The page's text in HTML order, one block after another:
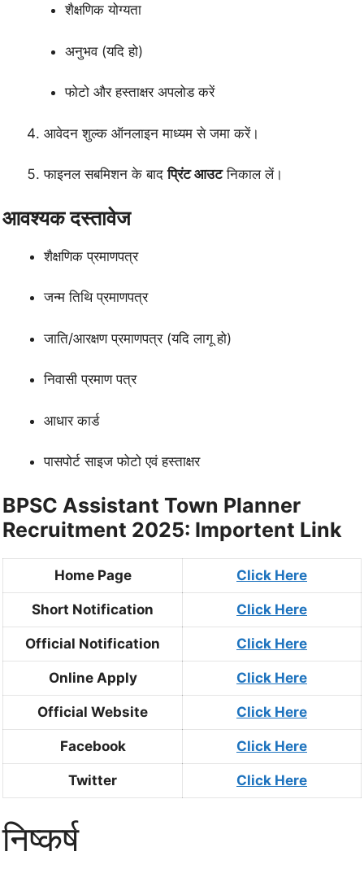
शैक्षणिक योग्यता
अनुभव (यदि हो)
फोटो और हस्ताक्षर अपलोड करें
आवेदन शुल्क ऑनलाइन माध्यम से जमा करें।
फाइनल सबमिशन के बादप्रिंट आउटनिकाल लें।
आवश्यक दस्तावेज
शैक्षणिक प्रमाणपत्र
जन्म तिथि प्रमाणपत्र
जाति/आरक्षण प्रमाणपत्र (यदि लागू हो)
निवासी प्रमाण पत्र
आधार कार्ड
पासपोर्ट साइज फोटो एवं हस्ताक्षर
BPSC Assistant Town Planner
Recruitment 2025: Importent Link
Home Page Click Here
Short Notification Click Here
Official Notification Click Here
Online Apply Click Here
Official Website Click Here
Facebook Click Here
Twitter Click Here
निष्कर्ष